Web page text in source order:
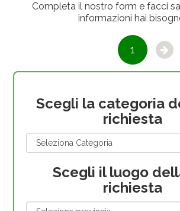
Completa il nostro form e facci
informazioni hai
1
Scegli la categoria
richiesta
Scegli il luogo
richiesta